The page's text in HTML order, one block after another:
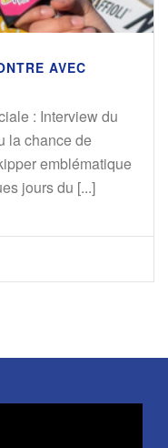
AVEC
: Interview du
la chance de
emblématique
jours du [...]